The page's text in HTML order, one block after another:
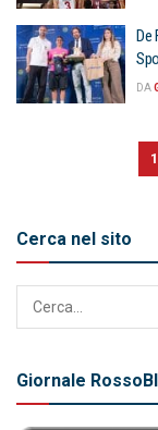
De
DA
1
Cerca nel sito
Giornale